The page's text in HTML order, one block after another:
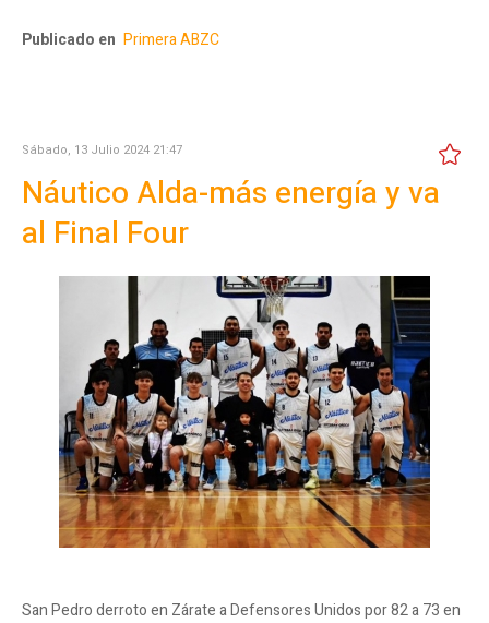
Publicado en Primera ABZC
Sábado, 13 Julio 2024 21:47
Náutico Alda-más energía y va
al Final Four
San Pedro derroto en Zárate a Defensores Unidos por 82 a 73 en